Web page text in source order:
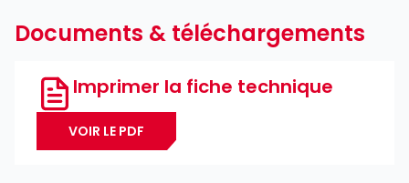
Documents & téléchargements
Imprimer la fiche technique
VOIR LE PDF